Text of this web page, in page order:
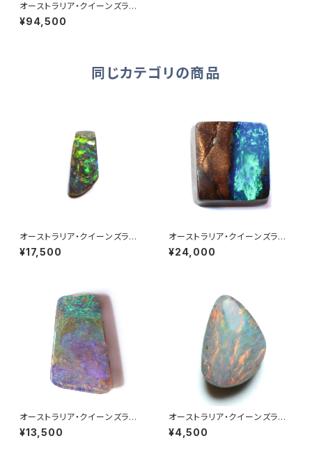
オーストラリア・クイーンズラン
ド産ボルダーオパール 6.50ct
¥94,500
同じカテゴリの商品
オーストラリア・クイーンズラン
ド産ボルダーオパール 0.55ct
¥17,500
オーストラリア・クイーンズラン
ド産ボルダーオパール 3.34ct
¥24,000
オーストラリア・クイーンズラン
ド産ボルダーオパール 1.60ct
¥13,500
オーストラリア・クイーンズラン
ド産ボルダーオパール 0.52ct
※特記あり
¥4,500